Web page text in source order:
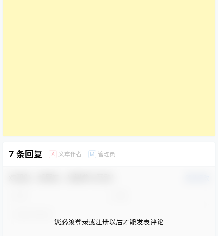
7 条回复 A 文章作者 M 管理员
您必须登录或注册以后才能发表评论